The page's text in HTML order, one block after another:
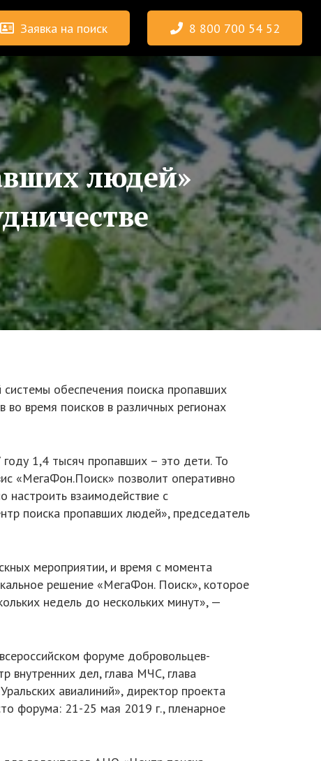
Заявка на поиск 8 800 700 54 52
людей»
обеспечения поиска пропавших
время поисков в различных регионах
1,4 тысяч пропавших – это дети. То
«МегаФон.Поиск» позволит оперативно
настроить взаимодействие с
поиска пропавших людей», председатель
мероприятии, и время с момента
решение «МегаФон. Поиск», которое
недель до нескольких минут», —
форуме добровольцев-
внутренних дел, глава МЧС, глава
авиалиний», директор проекта
форума: 21-25 мая 2019 г., пленарное